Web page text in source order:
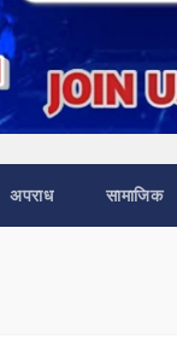
अपराध सामाजिक